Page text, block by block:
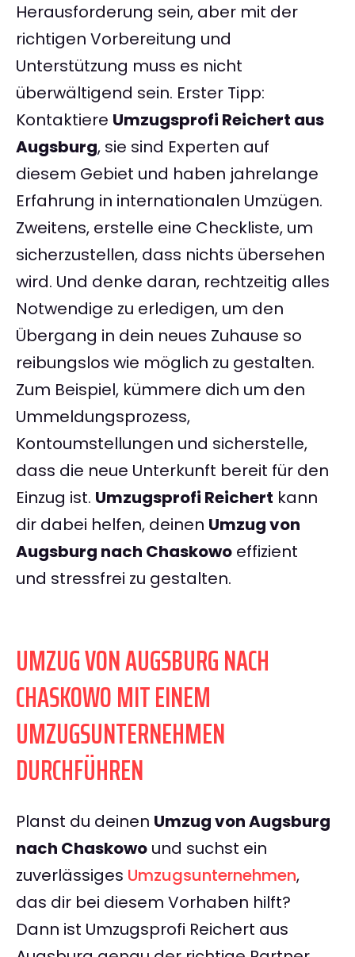
Herausforderung sein, aber mit der
richtigen Vorbereitung und
Unterstützung muss es nicht
überwältigend sein. Erster Tipp:
Kontaktiere Umzugsprofi Reichert aus
Augsburg, sie sind Experten auf
diesem Gebiet und haben jahrelange
Erfahrung in internationalen Umzügen.
Zweitens, erstelle eine Checkliste, um
sicherzustellen, dass nichts übersehen
wird. Und denke daran, rechtzeitig alles
Notwendige zu erledigen, um den
Übergang in dein neues Zuhause so
reibungslos wie möglich zu gestalten.
Zum Beispiel, kümmere dich um den
Ummeldungsprozess,
Kontoumstellungen und sicherstelle,
dass die neue Unterkunft bereit für den
Einzug ist. Umzugsprofi Reichert kann
dir dabei helfen, deinen Umzug von
Augsburg nach Chaskowo effizient
und stressfrei zu gestalten.
UMZUG VON AUGSBURG NACH
CHASKOWO MIT EINEM
UMZUGSUNTERNEHMEN
DURCHFÜHREN
Planst du deinen Umzug von Augsburg
nach Chaskowo und suchst ein
zuverlässiges Umzugsunternehmen,
das dir bei diesem Vorhaben hilft?
Dann ist Umzugsprofi Reichert aus